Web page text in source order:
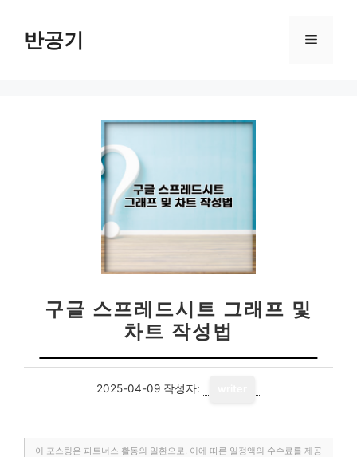
반공기 메
구글 스프레드시트 그래프 및
차트 작성법
2025-04-09 작성자:
이 포스팅은 파트너스 활동의 일환으로, 이에 따른 일정액의 수수료를 제공